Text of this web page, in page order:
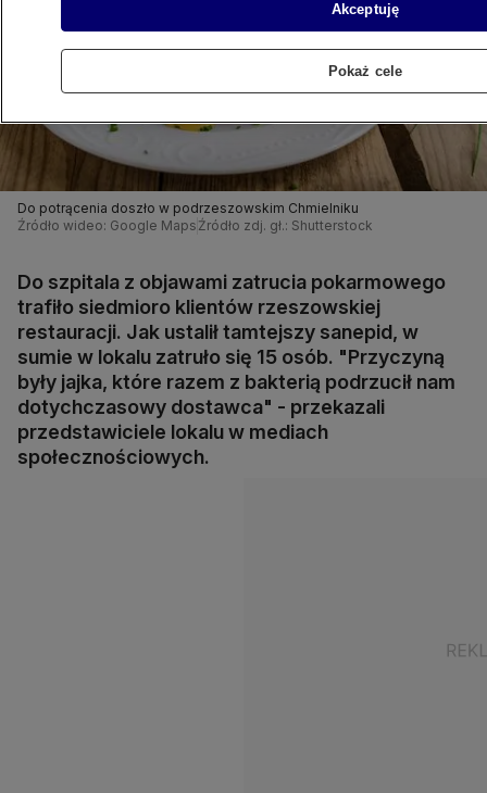
Do potrącenia doszło w podrzeszowskim Chmielniku
Źródło wideo: Google Maps Źródło zdj. gł.: Shutterstock
Do szpitala z objawami zatrucia pokarmowego
trafiło siedmioro klientów rzeszowskiej
restauracji. Jak ustalił tamtejszy sanepid, w
sumie w lokalu zatruło się 15 osób. "Przyczyną
były jajka, które razem z bakterią podrzucił nam
dotychczasowy dostawca" - przekazali
przedstawiciele lokalu w mediach
społecznościowych.
Akceptuję
Pokaż cele